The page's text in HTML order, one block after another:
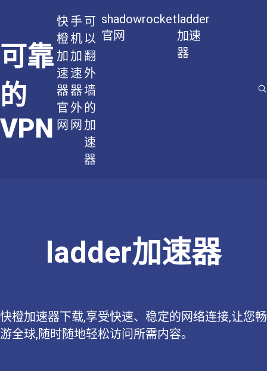
可靠
的
VPN
快
橙
加
速
器
官
网
手
机
加
速
器
外
网
可
以
翻
外
墙
的
加
速
器
shadowrocket
官网
ladder
加速
器
ladder加速器
快橙加速器下载,享受快速、稳定的网络连接,让您畅
游全球,随时随地轻松访问所需内容。